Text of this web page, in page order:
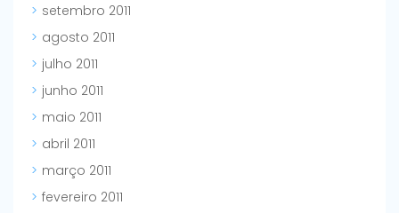
setembro 2011
agosto 2011
julho 2011
junho 2011
maio 2011
abril 2011
março 2011
fevereiro 2011